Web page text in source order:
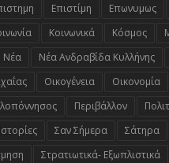
Επιστίμη Επωνυμως
Κοινωνικά Κόσμος
Νέα Νέα Ανδραβίδα Κυλλήνης
Οικογένεια Οικονομία
Περιβάλλον
Σαν Σήμερα
Σάτηρα
Στρατιωτικά- Εξωπλιστικά